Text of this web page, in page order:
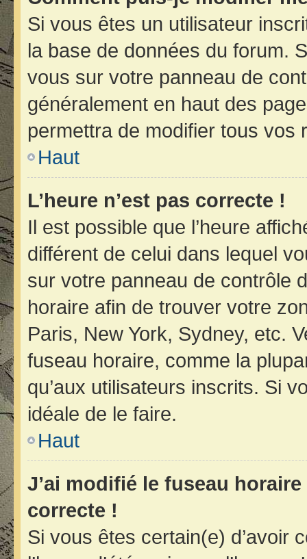
Si vous êtes un utilisateur
la base de données du forum.
vous sur votre panneau de
généralement en haut des
permettra de modifier tous
Haut
L’heure n’est pas correcte !
Il est possible que l’heure
différent de celui dans lequel
sur votre panneau de contrôle
horaire afin de trouver votre
Paris, New York, Sydney, etc.
fuseau horaire, comme la
qu’aux utilisateurs inscrits. Si
idéale de le faire.
Haut
J’ai modifié le fuseau
correcte !
Si vous êtes certain(e) d’avoir